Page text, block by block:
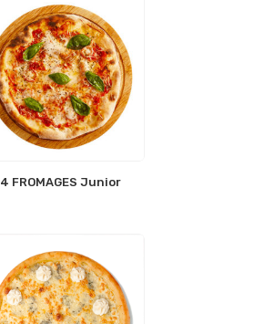
4 FROMAGES Junior